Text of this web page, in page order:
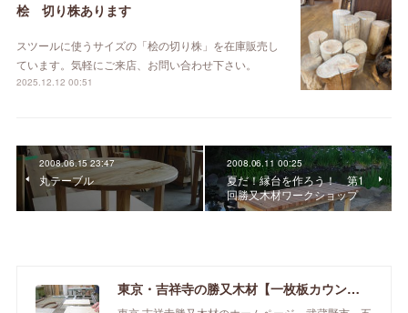
桧 切り株あります
スツールに使うサイズの「桧の切り株」を在庫販売し
ています。気軽にご来店、お問い合わせ下さい。
2025.12.12 00:51
2008.06.15 23:47
丸テーブル
2008.06.11 00:25
夏だ！縁台を作ろう！ 第1
回勝又木材ワークショップ
東京・吉祥寺の勝又木材【一枚板カウンター】